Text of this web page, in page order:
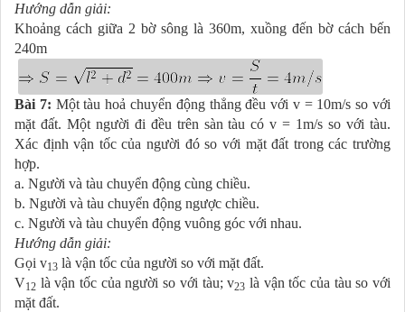
Hướng dẫn giải:
Khoảng cách giữa 2 bờ sông là 360m, xuồng đến bờ cách bến
240m
Bài 7: Một tàu hoả chuyển động thẳng đều với v = 10m/s so với
mặt đất. Một người đi đều trên sàn tàu có v = 1m/s so với tàu.
Xác định vận tốc của người đó so với mặt đất trong các trường
hợp.
a. Người và tàu chuyển động cùng chiều.
b. Người và tàu chuyển động ngược chiều.
c. Người và tàu chuyển động vuông góc với nhau.
Hướng dẫn giải:
Gọi v13 là vận tốc của người so với mặt đất.
V­12 là vận tốc của người so với tàu; v23 là vận tốc của tàu so với
mặt đất.